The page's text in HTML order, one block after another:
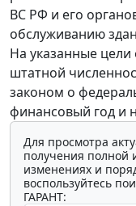
ВС РФ и его
обслуживанию
На указанные цели
штатной
законом о
финансовый год и
Для просмотра
получения полной
изменениях и
воспользуйтесь
ГАРАНТ: